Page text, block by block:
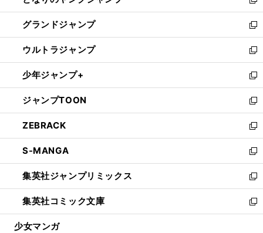
ウ
で
開
く
ン
ド
ウ
で
開
く
ウ
ィ
ン
ド
ウ
で
開
く
し
い
ウ
ィ
ン
ド
ウ
で
開
く
グランドジャンプ
新
し
い
ウ
ィ
ン
ド
ウ
で
開
く
ウルトラジャンプ
新
し
い
ウ
ィ
ン
ド
ウ
で
開
く
少年ジャンプ+
新
し
い
ウ
ィ
ン
ド
ウ
で
開
く
ジャンプTOON
新
し
い
ウ
ィ
ン
ド
ウ
で
開
ZEBRACK
新
し
い
ウ
ィ
ン
ド
ウ
S-MANGA
新
し
い
ウ
ィ
ン
集英社ジャンプリミックス
新
し
い
ウ
集英社コミック文庫
新
し
少女マンガ